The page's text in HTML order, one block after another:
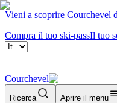
Vieni a scoprire Courchevel
Compra il tuo ski-passIl tuo
Courchevel
Ricerca Aprire il menu